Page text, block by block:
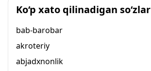
Ko‘p xato qilinadigan so‘zlar
bab-barobar
akroteriy
abjadxnonlik